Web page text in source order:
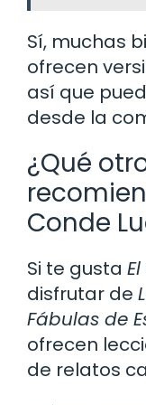
Sí, muchas
ofrecen
así que
desde la
¿Qué
Conde
Si te gusta
disfrutar de
Fábulas de
ofrecen
de relatos